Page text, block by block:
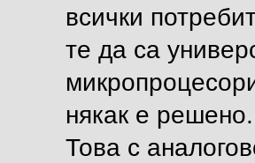
всички
те да са
някак е решено.
Това с